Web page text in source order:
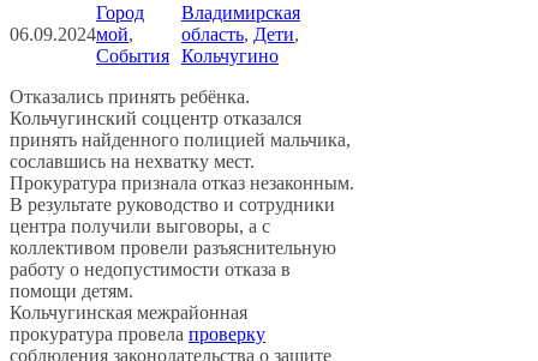
06.09.2024
Город
мой
События
Владимирская
область, Дети
Кольчугино
Отказались принять ребёнка.
Кольчугинский соццентр отказался
принять найденного полицией мальчика,
сославшись на нехватку мест.
Прокуратура признала отказ незаконным.
В результате руководство и сотрудники
центра получили выговоры, а с
коллективом провели разъяснительную
работу о недопустимости отказа в
помощи детям.
Кольчугинская межрайонная
прокуратура провела проверку
соблюдения законодательства о защите